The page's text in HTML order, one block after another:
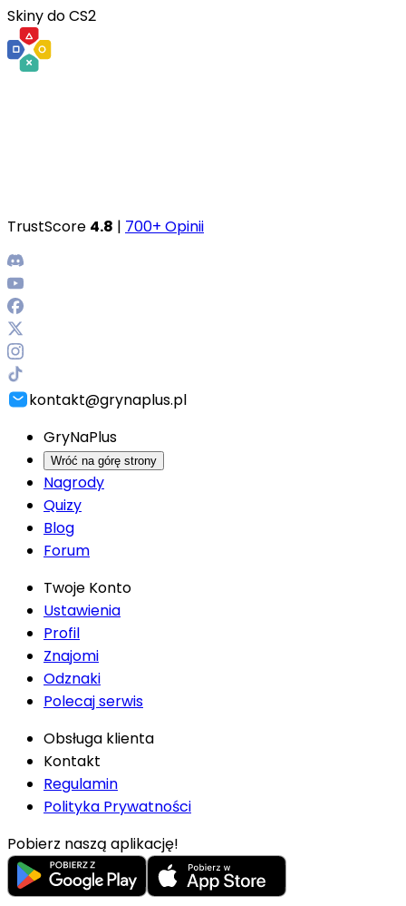
Skiny do CS2
TrustScore 4.8 | 700+ Opinii
kontakt@grynaplus.pl
GryNaPlus
Wróć na górę strony
Nagrody
Quizy
Blog
Forum
Twoje Konto
Ustawienia
Profil
Znajomi
Odznaki
Polecaj serwis
Obsługa klienta
Kontakt
Regulamin
Polityka Prywatności
Pobierz naszą aplikację!